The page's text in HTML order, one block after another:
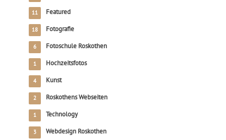
Featured
11
Fotografie
18
Fotoschule Roskothen
6
Hochzeitsfotos
1
Kunst
4
Roskothens Webseiten
2
Technology
1
Webdesign Roskothen
3